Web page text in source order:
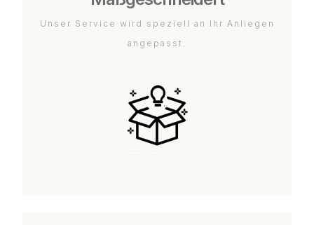
Unser Service wird speziell an Ihr Anliegen
angepasst.